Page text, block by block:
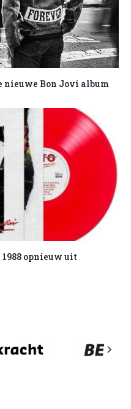
nieuwe Bon Jovi album
1988 opnieuw uit